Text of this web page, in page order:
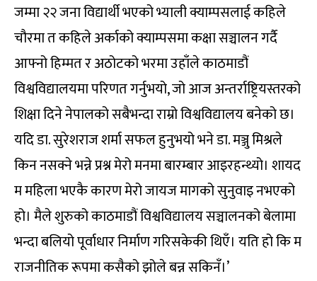
जम्मा २२ जना विद्यार्थी भएको भ्याली क्याम्पसलाई कहिले
चौरमा त कहिले अर्काको क्याम्पसमा कक्षा सञ्चालन गर्दै
आफ्नो हिम्मत र अठोटको भरमा उहाँले काठमाडौं
विश्वविद्यालयमा परिणत गर्नुभयो, जो आज अन्तर्राष्ट्रियस्तरको
शिक्षा दिने नेपालको सबैभन्दा राम्रो विश्वविद्यालय बनेको छ।
यदि डा. सुरेशराज शर्मा सफल हुनुभयो भने डा. मञ्जु मिश्रले
किन नसक्ने भन्ने प्रश्न मेरो मनमा बारम्बार आइरहन्थ्यो। शायद
म महिला भएकै कारण मेरो जायज मागको सुनुवाइ नभएको
हो। मैले शुरुको काठमाडौं विश्वविद्यालय सञ्चालनको बेलामा
भन्दा बलियो पूर्वाधार निर्माण गरिसकेकी थिएँ। यति हो कि म
राजनीतिक रूपमा कसैको झोले बन्न सकिनँ।’